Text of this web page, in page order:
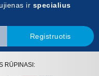
ir specialius
Registruotis
RŪPINASI: